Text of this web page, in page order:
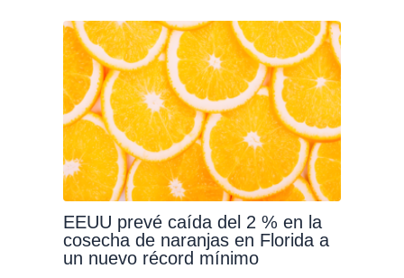
EEUU prevé caída del 2 % en la
cosecha de naranjas en Florida a
un nuevo récord mínimo